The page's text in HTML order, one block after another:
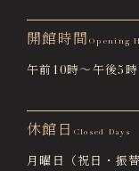
開館時間 Opening
午前10時〜午後5
休館日 Closed Days
月曜日（祝日・振